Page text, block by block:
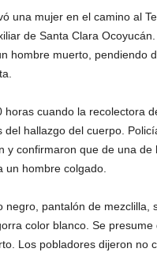
una mujer en el camino al
de Santa Clara
hombre muerto, pendiendo
horas cuando la recolectora
del hallazgo del cuerpo.
y confirmaron que de una de
un hombre colgado.
negro, pantalón de mezclilla,
color blanco. Se presume
Los pobladores dijeron no